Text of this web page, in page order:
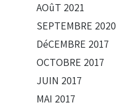
AOûT 2021
SEPTEMBRE 2020
DéCEMBRE 2017
OCTOBRE 2017
JUIN 2017
MAI 2017